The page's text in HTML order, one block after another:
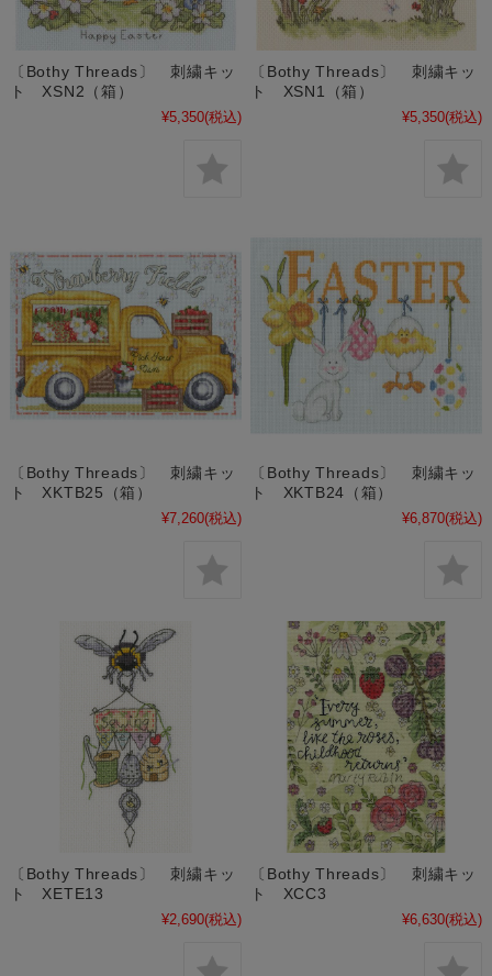
〔Bothy Threads〕 刺繍キッ
ト XSN2（箱）
¥5,350(税込)
〔Bothy Threads〕 刺繍キッ
ト XSN1（箱）
¥5,350(税込)
〔Bothy Threads〕 刺繍キッ
ト XKTB25（箱）
¥7,260(税込)
〔Bothy Threads〕 刺繍キッ
ト XKTB24（箱）
¥6,870(税込)
〔Bothy Threads〕 刺繍キッ
ト XETE13
¥2,690(税込)
〔Bothy Threads〕 刺繍キッ
ト XCC3
¥6,630(税込)